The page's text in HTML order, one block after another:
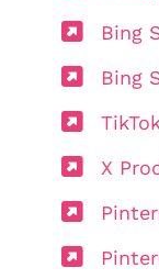
Bing
Bing
X